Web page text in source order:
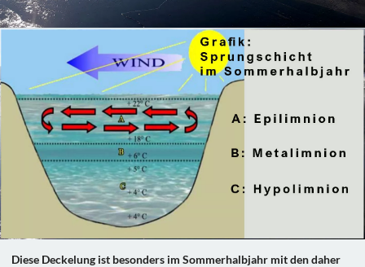
Diese Deckelung ist besonders im Sommerhalbjahr mit den daher